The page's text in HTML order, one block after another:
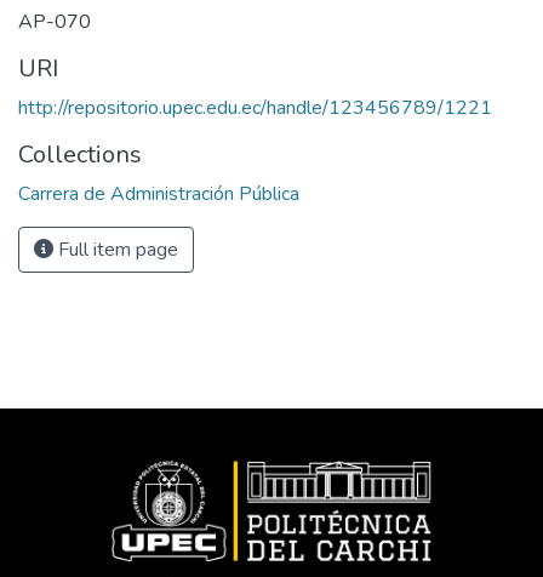
AP-070
URI
http://repositorio.upec.edu.ec/handle/123456789/1221
Collections
Carrera de Administración Pública
Full item page